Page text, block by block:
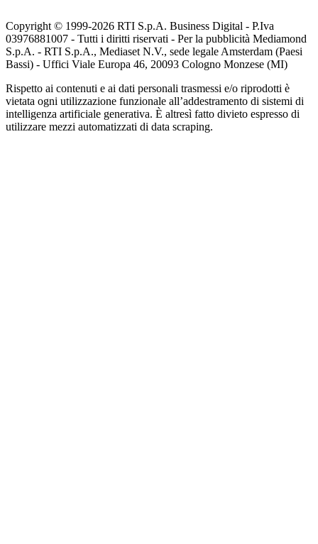
Copyright © 1999-2026 RTI S.p.A. Business Digital - P.Iva
03976881007 - Tutti i diritti riservati - Per la pubblicità Mediamond
S.p.A. - RTI S.p.A., Mediaset N.V., sede legale Amsterdam (Paesi
Bassi) - Uffici Viale Europa 46, 20093 Cologno Monzese (MI)
Rispetto ai contenuti e ai dati personali trasmessi e/o riprodotti è
vietata ogni utilizzazione funzionale all’addestramento di sistemi di
intelligenza artificiale generativa. È altresì fatto divieto espresso di
utilizzare mezzi automatizzati di data scraping.